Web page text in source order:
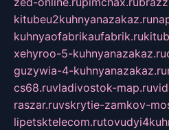
kitubeu2kuhnyanazakaz.ru
kuhnyaofabrikaufabrik.ru
xehyroo-5-kuhnyanazakaz.ru
guzywia-4-kuhnyanazakaz.ru
cs68.ruvladivostok-map.ru
raszar.ruvskrytie-zamkov-
lipetsktelecom.ru